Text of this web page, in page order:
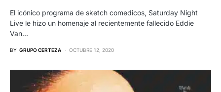
El icónico programa de sketch comedicos, Saturday Night
Live le hizo un homenaje al recientemente fallecido Eddie
Van…
BY GRUPO CERTEZA OCTUBRE 12, 2020